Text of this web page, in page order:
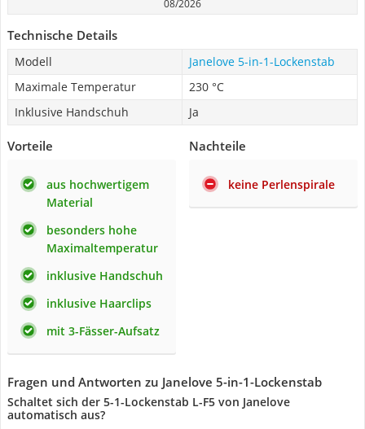
08/2026
Technische Details
Modell
Janelove 5-in-1-Lockenstab
Maximale Temperatur
230 °C
Inklusive Handschuh
Ja
Vorteile
aus hochwertigem
Material
besonders hohe
Maximaltemperatur
inklusive Handschuh
inklusive Haarclips
mit 3-Fässer-Aufsatz
Nachteile
keine Perlenspirale
Fragen und Antworten zu Janelove 5-in-1-Lockenstab
Schaltet sich der 5-1-Lockenstab L-F5 von Janelove
automatisch aus?